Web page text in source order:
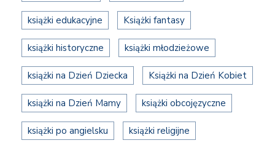
książki edukacyjne Książki fantasy
książki historyczne książki młodzieżowe
książki na Dzień Dziecka Książki na Dzień Kobiet
książki na Dzień Mamy książki obcojęzyczne
książki po angielsku książki religijne